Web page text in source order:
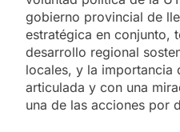
gobierno provincial de
estratégica en conjunto,
desarrollo regional
locales, y la importancia
articulada y con una
una de las acciones por